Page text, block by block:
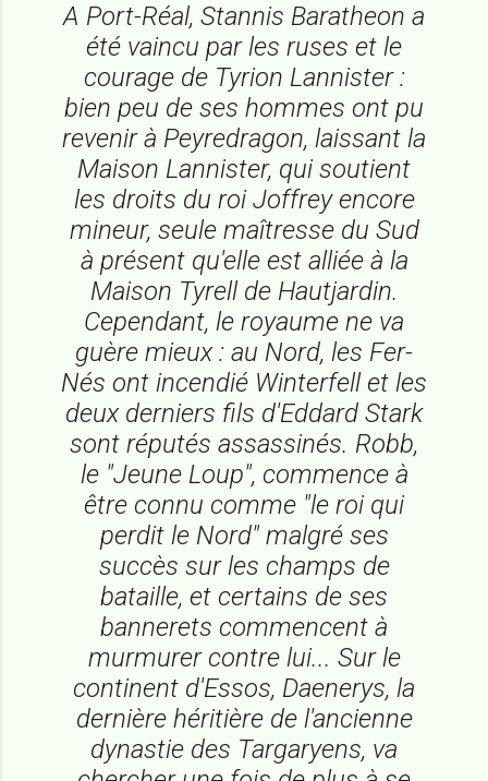
A Port-Réal, Stannis Baratheon a
été vaincu par les ruses et le
courage de Tyrion Lannister :
bien peu de ses hommes ont pu
revenir à Peyredragon, laissant la
Maison Lannister, qui soutient
les droits du roi Joffrey encore
mineur, seule maîtresse du Sud
à présent qu'elle est alliée à la
Maison Tyrell de Hautjardin.
Cependant, le royaume ne va
guère mieux : au Nord, les Fer-
Nés ont incendié Winterfell et les
deux derniers fils d'Eddard Stark
sont réputés assassinés. Robb,
le "Jeune Loup", commence à
être connu comme "le roi qui
perdit le Nord" malgré ses
succès sur les champs de
bataille, et certains de ses
bannerets commencent à
murmurer contre lui... Sur le
continent d'Essos, Daenerys, la
dernière héritière de l'ancienne
dynastie des Targaryens, va